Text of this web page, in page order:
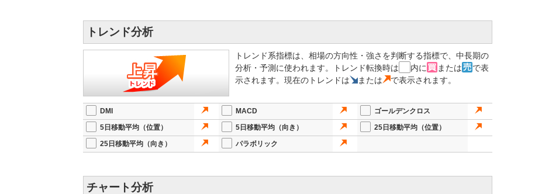
トレンド分析
トレンド系指標は、相場の方向性・強さを判断する指標で、中長期の
分析・予測に使われます。トレンド転換時は
内に または
で表
示されます。現在のトレンドは
または で表示されます。
DMI MACD
ゴールデンクロス
5日移動平均（位置）
5日移動平均（向き）
25日移動平均（位置）
25日移動平均（向き）
パラボリック
チャート分析